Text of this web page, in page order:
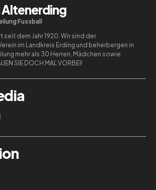
Altenerding
Fussball
seit dem Jahr 1920. Wir sind der
im Landkreis Erding und beherbergen in
mehr als 30 Herren, Mädchen sowie
SIE DOCH MAL VORBEI!